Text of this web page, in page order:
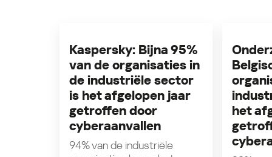
Kaspersky: Bijna 95%
van de organisaties in
de industriële sector
is het afgelopen jaar
getroffen door
cyberaanvallen
94% van de industriële
het